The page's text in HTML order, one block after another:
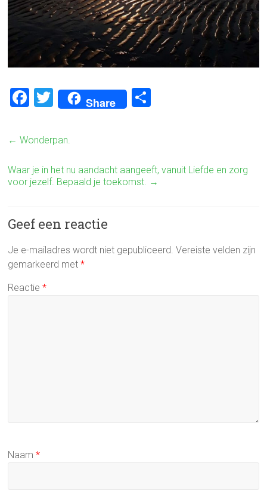
F
ce
o
ok
T
wi
tt
Share
← Wonderpan.
Waar je in het nu aandacht aangeeft, vanuit Liefde en zorg
voor jezelf. Bepaald je toekomst. →
Geef een reactie
Je e-mailadres wordt niet gepubliceerd. Vereiste velden zijn
gemarkeerd met*
Reactie*
Naam*